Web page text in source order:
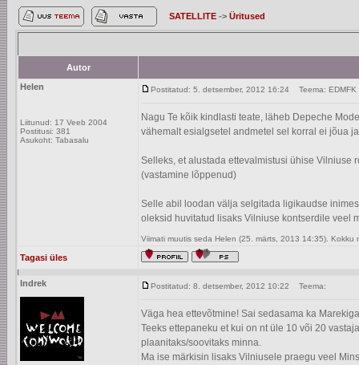
SATELLITE -> Üritused
Autor
Helen
Liitunud: 17 Veeb 2004
Postitusi: 381
Asukoht: Tabasalu
Postitatud: 5. detsember, 2012 16:24 Teema: EDMFK
Nagu Te kõik kindlasti teate, läheb Depeche
vähemalt esialgsetel andmetel sel korral ei jõua
Selleks, et alustada ettevalmistusi ühise Vilniuse
(vastamine lõppenud)
Selle abil loodan välja selgitada ligikaudse
oleksid huvitatud lisaks Vilniuse kontserdile veel
Viimati muutis seda Helen (25. märts, 2013 14:35). Kokku
Tagasi üles
Indrek Postitatud: 8. detsember, 2012 10:22 Teema:
Väga hea ettevõtmine! Sai sedasama ka
Teeks ettepaneku et kui on nt üle 10 või 20
plaanitaks/soovitaks minna.
Ma ise märkisin lisaks Vilniusele praegu veel